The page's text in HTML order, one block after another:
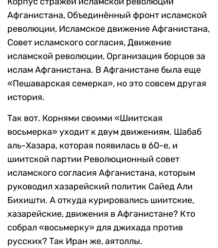
Афганистана, Объединённый фронт исламской
революции, Исламское движение Афганистана,
Совет исламского согласия, Движение
исламской революции, Организация борцов за
ислам Афганистана. В Афганистане была еще
«Пешаварская семерка», но это совсем другая
история.
Так вот. Корнями своими «Шиитская
восьмерка» уходит к двум движениям. Шабаб
аль-Хазара, которая появилась в 60-е, и
шиитской партии Революционный совет
исламского согласия Афганистана, которым
руководил хазарейский политик Сайед Али
Бихишти. А откуда курировались шиитские,
хазарейские, движения в Афганистане? Кто
собрал «восьмерку» для джихада против
русских? Так Иран же, аятоллы.